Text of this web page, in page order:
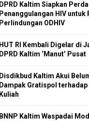
DPRD Kaltim Siapkan Perda
Penanggulangan HIV untuk
Perlindungan ODHIV
HUT RI Kembali Digelar di
DPRD Kaltim ‘Manut’ Pusat
Disdikbud Kaltim Akui
Dampak Gratispol terhadap
Kuliah
BNNP Kaltim Waspadai